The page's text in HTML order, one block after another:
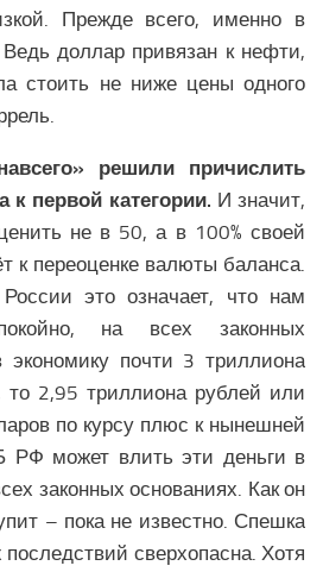
Прежде всего, именно в
доллар привязан к нефти,
стоить не ниже цены одного
решили причислить
к первой категории. И значит,
не в 50, а в 100% своей
к переоценке валюты баланса.
это означает, что нам
на всех законных
экономику почти 3 триллиона
то 2,95 триллиона рублей или
по курсу плюс к нынешней
РФ может влить эти деньги в
законных основаниях. Как он
– пока не известно. Спешка
последствий сверхопасна. Хотя